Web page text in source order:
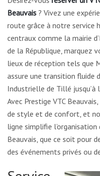
Beauvais ? Vivez une
route grâce à notre service
centraux comme la mairie
de la République, marquez
lieux de réception tels que
assure une transition fluide
Industrielle de Tillé
Avec Prestige VTC
de style et de confort, et
ligne simplifie
Beauvais, que ce soit pour
des événements privés ou